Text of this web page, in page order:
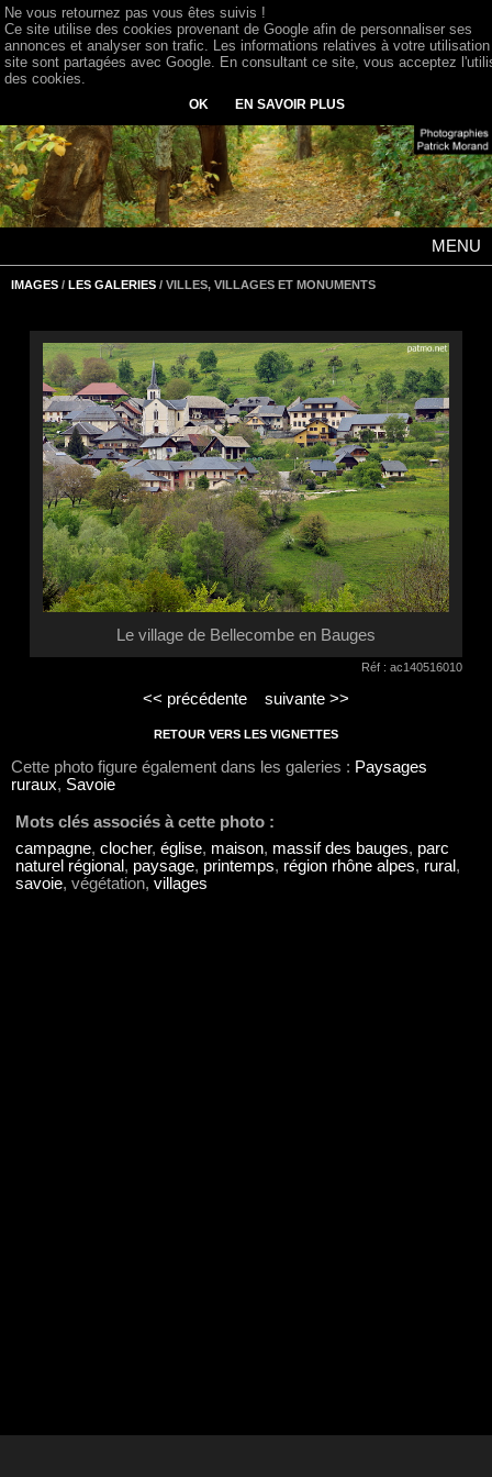
MENU
IMAGES / LES GALERIES / VILLES, VILLAGES ET MONUMENTS
Le village de Bellecombe en Bauges
Réf : ac140516010
<< précédente suivante >>
RETOUR VERS LES VIGNETTES
Cette photo figure également dans les galeries : Paysages
ruraux, Savoie
Mots clés associés à cette photo :
campagne, clocher, église, maison, massif des bauges, parc
naturel régional, paysage, printemps, région rhône alpes, rural,
savoie, végétation, villages
Ne vous retournez pas vous êtes suivis !
Ce site utilise des cookies provenant de Google afin de personnaliser ses
annonces et analyser son trafic. Les informations relatives à votre
site sont partagées avec Google. En consultant ce site, vous acceptez
des cookies.
OK EN SAVOIR PLUS